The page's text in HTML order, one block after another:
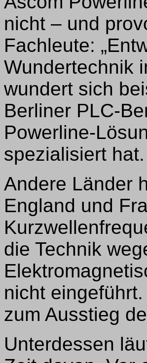
nicht – und
Fachleute:
Wundertechnik
wundert sich
Berliner PLC-
Powerline-
spezialisiert hat.
Andere Länder
England und
die Technik
nicht
zum Ausstieg
Unterdessen